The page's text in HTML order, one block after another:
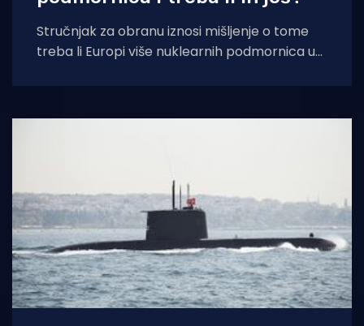
Stručnjak za obranu iznosi mišljenje o tome
treba li Europi više nuklearnih podmornica u